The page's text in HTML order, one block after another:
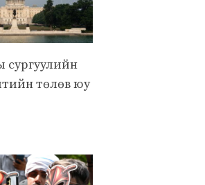
сургуулийн
төлөв юу